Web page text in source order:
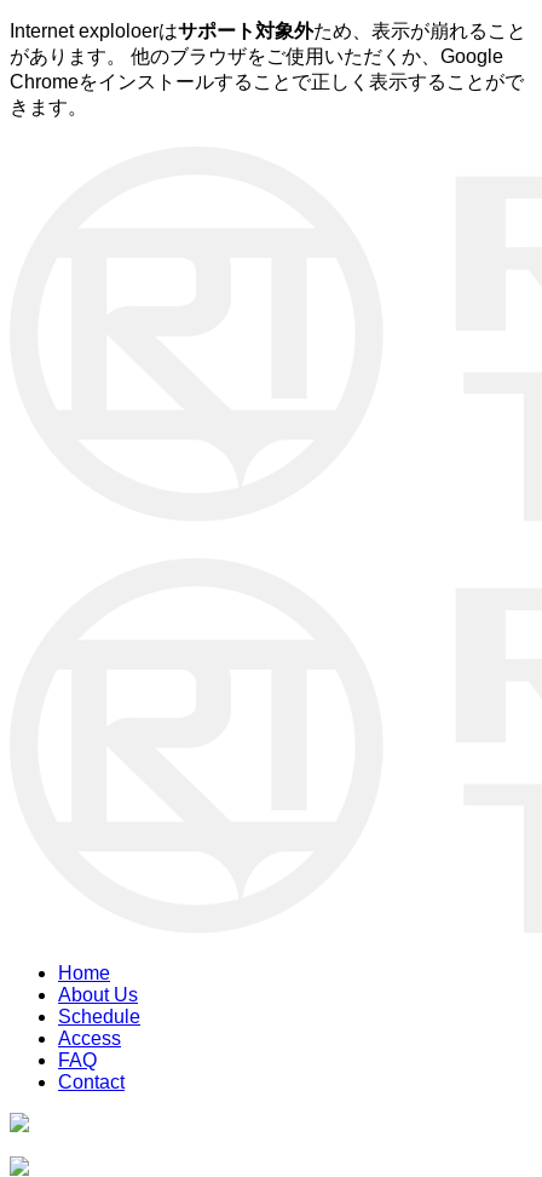
Internet exploloerはサポート対象外ため、表示が崩れること
があります。 他のブラウザをご使用いただくか、Google
Chromeをインストールすることで正しく表示することがで
きます。
Home
About Us
Schedule
Access
FAQ
Contact